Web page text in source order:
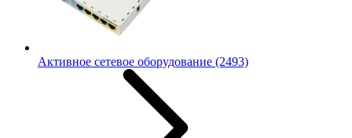
Активное сетевое оборудование (2493)